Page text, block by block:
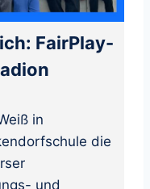
FairPlay-
in
die
und